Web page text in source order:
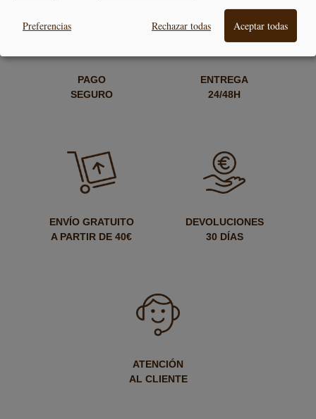
PAGO
SEGURO
ENTREGA
24/48H
ENVÍO GRATUITO
A PARTIR DE 40€
DEVOLUCIONES
30 DÍAS
ATENCIÓN
AL CLIENTE
Preferencias Rechazar todas Aceptar todas